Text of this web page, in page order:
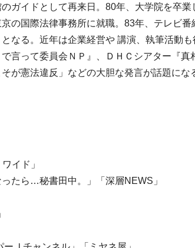
ガイドとして再来日。80年、大学院を卒
の国際法律事務所に就職。83年、テレビ
なる。近年は企業経営や 講演、執筆活動
言って委員会ＮＰ』、ＤＨＣシアター『
が憲法違反」などの大胆な発言が話題にな
イド」
ったら…秘書田中。」「深層NEWS」